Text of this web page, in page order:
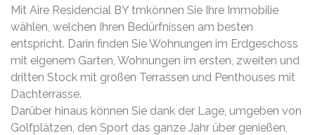
Mit Aire Residencial BY tmkönnen Sie Ihre Immobilie
wählen, welchen Ihren Bedürfnissen am besten
entspricht. Darin finden Sie Wohnungen im Erdgeschoss
mit eigenem Garten, Wohnungen im ersten, zweiten und
dritten Stock mit großen Terrassen und Penthouses mit
Dachterrasse.
Darüber hinaus können Sie dank der Lage, umgeben von
Golfplätzen, den Sport das ganze Jahr über genießen,